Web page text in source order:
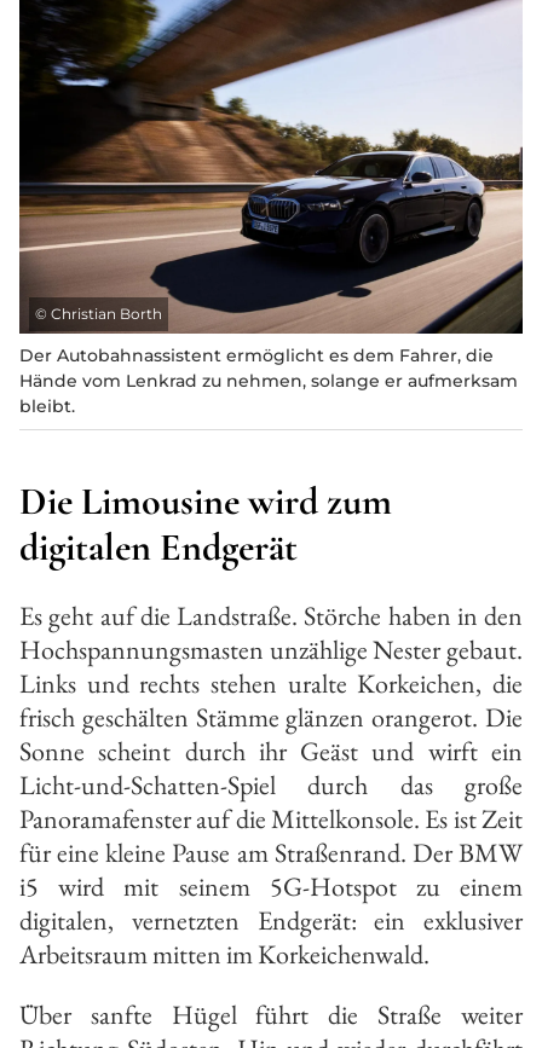
© Christian Borth
Der Autobahnassistent ermöglicht es dem Fahrer, die
Hände vom Lenkrad zu nehmen, solange er aufmerksam
bleibt.
Die Limousine wird zum
digitalen Endgerät
Es geht auf die Landstraße. Störche haben in den
Hochspannungsmasten unzählige Nester gebaut.
Links und rechts stehen uralte Korkeichen, die
frisch geschälten Stämme glänzen orangerot. Die
Sonne scheint durch ihr Geäst und wirft ein
Licht-und-Schatten-Spiel durch das große
Panoramafenster auf die Mittelkonsole. Es ist Zeit
für eine kleine Pause am Straßenrand. Der BMW
i5 wird mit seinem 5G-Hotspot zu einem
digitalen, vernetzten Endgerät: ein exklusiver
Arbeitsraum mitten im Korkeichenwald.
Über sanfte Hügel führt die Straße weiter